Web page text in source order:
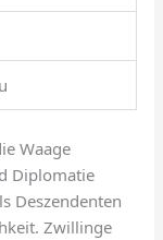
Waage
Diplomatie
Deszendenten
Zwillinge